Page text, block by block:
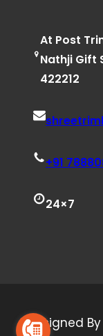
At Post
Nathji Gift
422212
+91
24×7
Designed By